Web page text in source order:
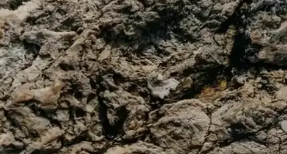
Giyim Parçası
ve kumaş seçenekleriyle her tarza uygun, uygun fiyatlı ve uzun
Konforun Birleştiği Giyim Seçenekleri
bir arada sunar. Kaliteli materyali ve çok yönlü tasarımlarıyla her
Klasik ve Modern Tasarımlar
uyum sağlar. Günlük ve resmi kullanıma uygun, doğal malzemelerden
Buluşması